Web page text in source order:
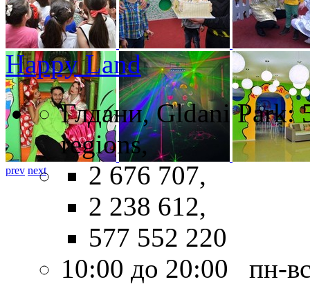
prev next
Happy Land
Глдани, Gldani Park:
regions,
2 676 707,
2 238 612,
577 552 220
10:00 до 20:00 пн-